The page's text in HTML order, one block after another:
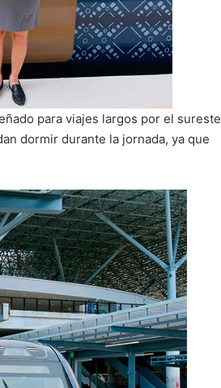
para viajes largos por el sureste
dormir durante la jornada, ya que